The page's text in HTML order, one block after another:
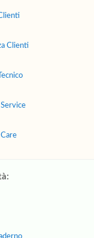
Clienti